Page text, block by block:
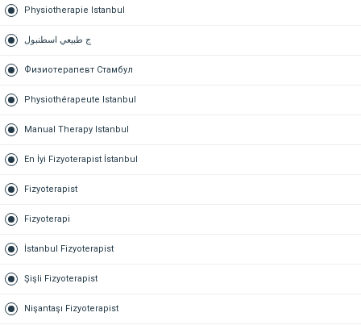
Physiotherapie Istanbul
ج طبيعي اسطنبول
Физиотерапевт Стамбул
Physiothérapeute Istanbul
Manual Therapy Istanbul
En İyi Fizyoterapist İstanbul
Fizyoterapist
Fizyoterapi
İstanbul Fizyoterapist
Şişli Fizyoterapist
Nişantaşı Fizyoterapist